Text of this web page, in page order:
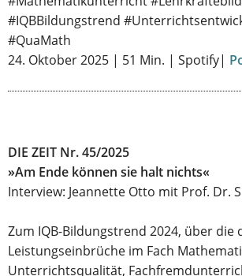
#IQBBildungstrend
#QuaMath
24. Oktober 2025 | 51 Min. | Spotify|
DIE ZEIT Nr. 45/2025
»Am Ende können sie halt nichts«
Interview: Jeannette Otto mit Prof. Dr.
Zum IQB-Bildungstrend 2024, über die
Leistungseinbrüche im Fach
Unterrichtsqualität,